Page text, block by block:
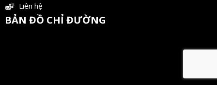
Liên hệ
BẢN ĐỒ CHỈ ĐƯỜNG